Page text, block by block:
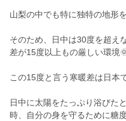
山梨の中でも特に独特の地形
そのため、日中は30度を超え
差が15度以上もの厳しい環境
この15度と言う寒暖差は日本
日中に太陽をたっぷり浴びた
時、自分の身を守るために糖